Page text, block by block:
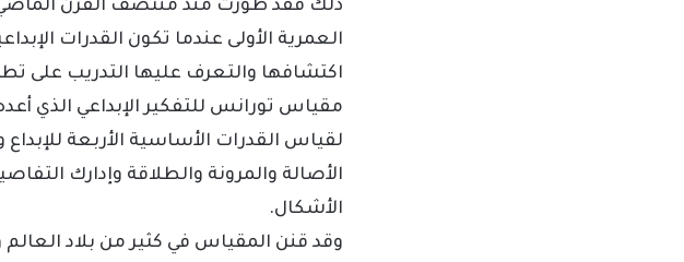
ذلك فقد طورت منذ منتصف القرن الماضي
العمرية الأولى عندما تكون القدرات
اكتشافها والتعرف عليها التدريب على
مقياس تورانس للتفكير الإبداعي الذي
لقياس القدرات الأساسية الأربعة للإبداع
الأصالة والمرونة والطلاقة وإدارك
الأشكال.
وقد قنن المقياس في كثير من بلاد العالم